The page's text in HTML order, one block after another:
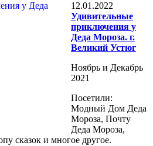
12.01.2022
Удивительные
приключения у
Деда Мороза. г.
Великий Устюг
Ноябрь и Декабрь
2021
Посетили:
Модный Дом Деда
Мороза, Почту
Деда Мороза,
сказок и многое другое.